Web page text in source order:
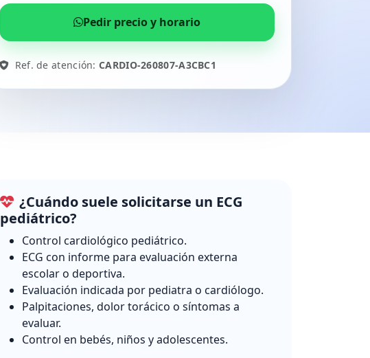
Pedir precio y horario
Ref. de atención:CARDIO-260807-A3CBC1
¿Cuándo suele solicitarse un ECG
pediátrico?
Control cardiológico pediátrico.
ECG con informe para evaluación externa
escolar o deportiva.
Evaluación indicada por pediatra o cardiólogo.
Palpitaciones, dolor torácico o síntomas a
evaluar.
Control en bebés, niños y adolescentes.